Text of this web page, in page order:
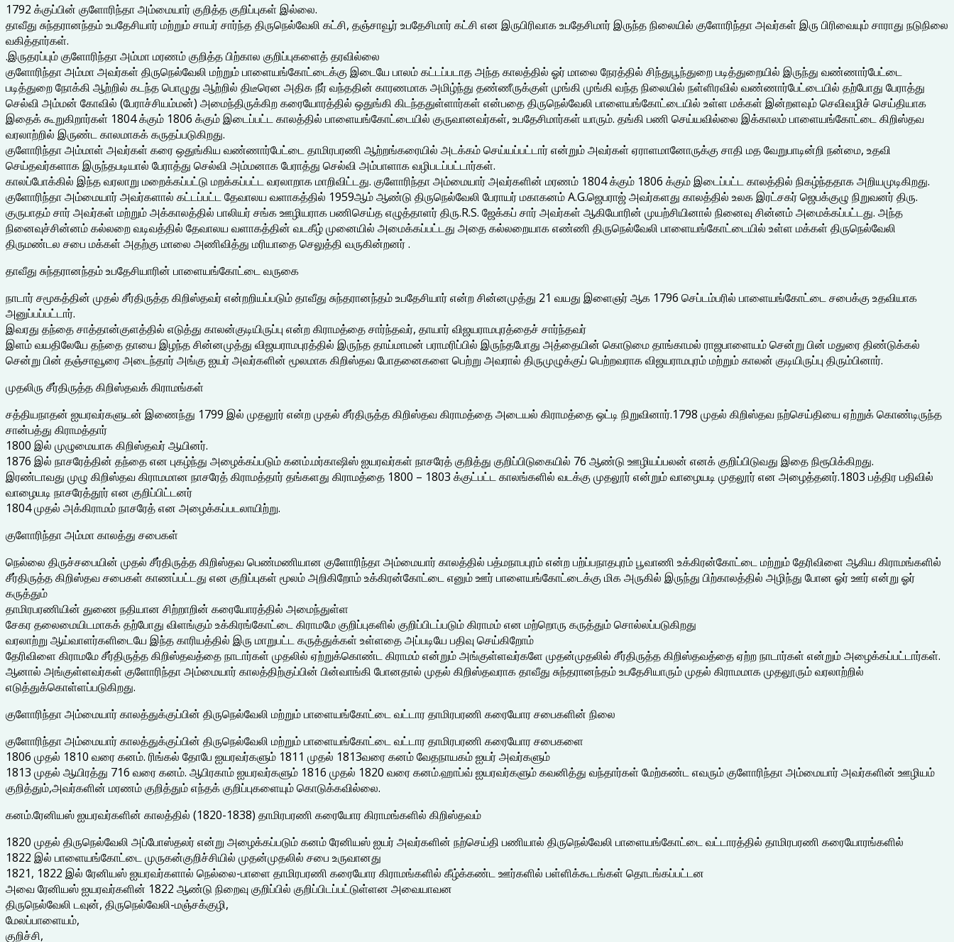
1792 க்குப்பின் குளோரிந்தா அம்மையார் குறித்த குறிப்புகள் இல்லை.
தாவீது சுந்தரானந்தம் உபதேசியார் மற்றும் சாயர் சார்ந்த திருநெல்வேலி கட்சி, தஞ்சாவூர் உபதேசிமார் கட்சி என இருபிரிவாக உபதேசிமார் இருந்த நிலையில் குளோரிந்தா அவர்கள் இரு பிரிவையும் சாராது நடுநிலை
வகித்தார்கள்.
.இருதரப்பும் குளோரிந்தா அம்மா மரணம் குறித்த பிற்கால குறிப்புகளைத் தரவில்லை
குளோரிந்தா அம்மா அவர்கள் திருநெல்வேலி மற்றும் பாளையங்கோட்டைக்கு இடையே பாலம் கட்டப்படாத அந்த காலத்தில் ஓர் மாலை நேரத்தில் சிந்துபூந்துறை படித்துறையில் இருந்து வண்ணார்பேட்டை
படித்துறை நோக்கி ஆற்றில் கடந்த பொழுது ஆற்றில் திடீரென அதிக நீர் வந்ததின் காரணமாக அமிழ்ந்து தண்ணீருக்குள் முங்கி முங்கி வந்த நிலையில் நள்ளிரவில் வண்ணார்பேட்டையில் தற்போது பேராத்து
செல்வி அம்மன் கோவில் (பேராச்சியம்மன்) அமைந்திருக்கிற கரையோரத்தில் ஒதுங்கி கிடந்ததுள்ளார்கள் என்பதை திருநெல்வேலி பாளையங்கோட்டையில் உள்ள மக்கள் இன்றளவும் செவிவழிச் செய்தியாக
இதைக் கூறுகிறார்கள் 1804 க்கும் 1806 க்கும் இடைப்பட்ட காலத்தில் பாளையங்கோட்டையில் குருவானவர்கள், உபதேசிமார்கள் யாரும். தங்கி பணி செய்யவில்லை இக்காலம் பாளையங்கோட்டை கிறிஸ்தவ
வரலாற்றில் இருண்ட காலமாகக் கருதப்படுகிறது.
குளோரிந்தா அம்மாள் அவர்கள் கரை ஒதுங்கிய வண்ணார்பேட்டை தாமிரபரணி ஆற்றங்கரையில் அடக்கம் செய்யப்பட்டார் என்றும் அவர்கள் ஏராளமானோருக்கு சாதி மத வேறுபாடின்றி நன்மை, உதவி
செய்தவர்களாக இருந்தபடியால் பேராத்து செல்வி அம்மனாக பேராத்து செல்வி அம்பாளாக வழிபடப்பட்டார்கள்.
காலப்போக்கில் இந்த வரலாறு மறைக்கப்பட்டு மறக்கப்பட்ட வரலாறாக மாறிவிட்டது. குளோரிந்தா அம்மையார் அவர்களின் மரணம் 1804 க்கும் 1806 க்கும் இடைப்பட்ட காலத்தில் நிகழ்ந்ததாக அறியமுடிகிறது.
குளோரிந்தா அம்மையார் அவர்களால் கட்டப்பட்ட தேவாலய வளாகத்தில் 1959ஆம் ஆண்டு திருநெல்வேலி பேராயர் மகாகனம் A.G.ஜெபராஜ் அவர்களது காலத்தில் உலக இரட்சகர் ஜெபக்குழு நிறுவனர் திரு.
குருபாதம் சார் அவர்கள் மற்றும் அக்காலத்தில் பாலியர் சங்க ஊழியராக பணிசெய்த எழுத்தாளர் திரு.R.S. ஜேக்கப் சார் அவர்கள் ஆகியோரின் முயற்சியினால் நினைவு சின்னம் அமைக்கப்பட்டது. அந்த
நினைவுச்சின்னம் கல்லறை வடிவத்தில் தேவாலய வளாகத்தின் வடகீழ் முனையில் அமைக்கப்பட்டது அதை கல்லறையாக எண்ணி திருநெல்வேலி பாளையங்கோட்டையில் உள்ள மக்கள் திருநெல்வேலி
திருமண்டல சபை மக்கள் அதற்கு மாலை அணிவித்து மரியாதை செலுத்தி வருகின்றனர் .
தாவீது சுந்தரானந்தம் உபதேசியாரின் பாளையங்கோட்டை வருகை
நாடார் சமூகத்தின் முதல் சீர்திருத்த கிறிஸ்தவர் என்றறியப்படும் தாவீது சுந்தரானந்தம் உபதேசியார் என்ற சின்னமுத்து 21 வயது இளைஞர் ஆக 1796 செப்டம்பரில் பாளையங்கோட்டை சபைக்கு உதவியாக
அனுப்பப்பட்டார்.
இவரது தந்தை சாத்தான்குளத்தில் எடுத்து காலன்குடியிருப்பு என்ற கிராமத்தை சார்ந்தவர், தாயார் விஜயராமபுரத்தைச் சார்ந்தவர்
இளம் வயதிலேயே தந்தை தாயை இழந்த சின்னமுத்து விஜயராமபுரத்தில் இருந்த தாய்மாமன் பராமரிப்பில் இருந்தபோது அத்தையின் கொடுமை தாங்காமல் ராஜபாளையம் சென்று பின் மதுரை திண்டுக்கல்
சென்று பின் தஞ்சாவூரை அடைந்தார் அங்கு ஐயர் அவர்களின் மூலமாக கிறிஸ்தவ போதனைகளை பெற்று அவரால் திருமுழுக்குப் பெற்றவராக விஜயராமபுரம் மற்றும் காலன் குடியிருப்பு திரும்பினார்.
முதலிரு சீர்திருத்த கிறிஸ்தவக் கிராமங்கள்
சத்தியநாதன் ஐயரவர்களுடன் இணைந்து 1799 இல் முதலூர் என்ற முதல் சீர்திருத்த கிறிஸ்தவ கிராமத்தை அடையல் கிராமத்தை ஒட்டி நிறுவினார்.1798 முதல் கிறிஸ்தவ நற்செய்தியை ஏற்றுக் கொண்டிருந்த
சான்பத்து கிராமத்தார்
1800 இல் முழுமையாக கிறிஸ்தவர் ஆயினர்.
1876 இல் நாசரேத்தின் தந்தை என புகழ்ந்து அழைக்கப்படும் கனம்.மர்காஷிஸ் ஐயரவர்கள் நாசரேத் குறித்து குறிப்பிடுகையில் 76 ஆண்டு ஊழியப்பலன் எனக் குறிப்பிடுவது இதை நிரூபிக்கிறது.
இரண்டாவது முழு கிறிஸ்தவ கிராமமான நாசரேத் கிராமத்தார் தங்களது கிராமத்தை 1800 – 1803 க்குட்பட்ட காலங்களில் வடக்கு முதலூர் என்றும் வாழையடி முதலூர் என அழைத்தனர்.1803 பத்திர பதிவில்
வாழையடி நாசரேத்தூர் என குறிப்பிட்டனர்
1804 முதல் அக்கிராமம் நாசரேத் என அழைக்கப்படலாயிற்று.
குளோரிந்தா அம்மா காலத்து சபைகள்
நெல்லை திருச்சபையின் முதல் சீர்திருத்த கிறிஸ்தவ பெண்மணியான குளோரிந்தா அம்மையார் காலத்தில் பத்மநாபபுரம் என்ற பற்ப்பநாதபுரம் பூவாணி உக்கிரன்கோட்டை மற்றும் தேரிவிளை ஆகிய கிராமங்களில்
சீர்திருத்த கிறிஸ்தவ சபைகள் காணப்பட்டது என குறிப்புகள் மூலம் அறிகிறோம் உக்கிரன்கோட்டை எனும் ஊர் பாளையங்கோட்டைக்கு மிக அருகில் இருந்து பிற்காலத்தில் அழிந்து போன ஓர் ஊர் என்று ஓர்
கருத்தும்
தாமிரபரணியின் துணை நதியான சிற்றாறின் கரையோரத்தில் அமைந்துள்ள
சேகர தலைமையிடமாகக் தற்போது விளங்கும் உக்கிரங்கோட்டை கிராமமே குறிப்புகளில் குறிப்பிடப்படும் கிராமம் என மற்றொரு கருத்தும் சொல்லப்படுகிறது
வரலாற்று ஆய்வாளர்களிடையே இந்த காரியத்தில் இரு மாறுபட்ட கருத்துக்கள் உள்ளதை அப்படியே பதிவு செய்கிறோம்
தேரிவிளை கிராமமே சீர்திருத்த கிறிஸ்தவத்தை நாடார்கள் முதலில் ஏற்றுக்கொண்ட கிராமம் என்றும் அங்குள்ளவர்களே முதன்முதலில் சீர்திருத்த கிறிஸ்தவத்தை ஏற்ற நாடார்கள் என்றும் அழைக்கப்பட்டார்கள்.
ஆனால் அங்குள்ளவர்கள் குளோரிந்தா அம்மையார் காலத்திற்குப்பின் பின்வாங்கி போனதால் முதல் கிறிஸ்தவராக தாவீது சுந்தரானந்தம் உபதேசியாரும் முதல் கிராமமாக முதலூரும் வரலாற்றில்
எடுத்துக்கொள்ளப்படுகிறது.
குளோரிந்தா அம்மையார் காலத்துக்குப்பின் திருநெல்வேலி மற்றும் பாளையங்கோட்டை வட்டார தாமிரபரணி கரையோர சபைகளின் நிலை
குளோரிந்தா அம்மையார் காலத்துக்குப்பின் திருநெல்வேலி மற்றும் பாளையங்கோட்டை வட்டார தாமிரபரணி கரையோர சபைகளை
1806 முதல் 1810 வரை கனம். ரிங்கல் தோபே ஐயரவர்களும் 1811 முதல் 1813வரை கனம் வேதநாயகம் ஐயர் அவர்களும்
1813 முதல் ஆயிரத்து 716 வரை கனம். ஆபிரகாம் ஐயரவர்களும் 1816 முதல் 1820 வரை கனம்.ஹாப்வ் ஐயரவர்களும் கவனித்து வந்தார்கள் மேற்கண்ட எவரும் குளோரிந்தா அம்மையார் அவர்களின் ஊழியம்
குறித்தும்,அவர்களின் மரணம் குறித்தும் எந்தக் குறிப்புகளையும் கொடுக்கவில்லை.
கனம்.ரேனியஸ் ஐயரவர்களின் காலத்தில் (1820-1838) தாமிரபரணி கரையோர கிராமங்களில் கிறிஸ்தவம்
1820 முதல் திருநெல்வேலி அப்போஸ்தலர் என்று அழைக்கப்படும் கனம் ரேனியஸ் ஐயர் அவர்களின் நற்செய்தி பணியால் திருநெல்வேலி பாளையங்கோட்டை வட்டாரத்தில் தாமிரபரணி கரையோரங்களில்
1822 இல் பாளையங்கோட்டை முருகன்குறிச்சியில் முதன்முதலில் சபை உருவானது
1821, 1822 இல் ரேனியஸ் ஐயரவர்களால் நெல்லை-பாளை தாமிரபரணி கரையோர கிராமங்களில் கீழ்க்கண்ட ஊர்களில் பள்ளிக்கூடங்கள் தொடங்கப்பட்டன
அவை ரேனியஸ் ஐயரவர்களின் 1822 ஆண்டு நிறைவு குறிப்பில் குறிப்பிடப்பட்டுள்ளன அவையாவன
திருநெல்வேலி டவுன், திருநெல்வேலி-மஞ்சக்குழி,
மேலப்பாளையம்,
குறிச்சி,